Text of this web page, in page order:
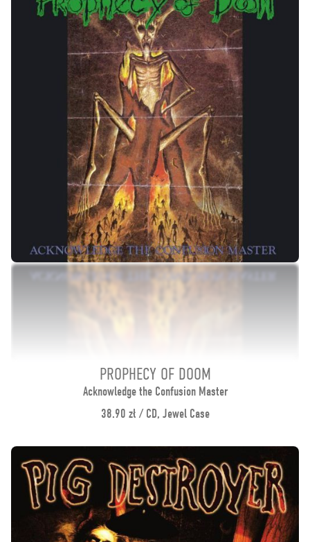
PROPHECY OF DOOM
Acknowledge the Confusion Master
38.90 zł / CD, Jewel Case